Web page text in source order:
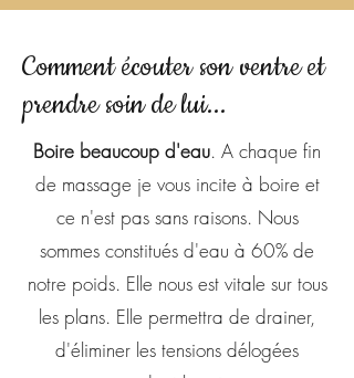
Comment écouter son ventre et
prendre soin de lui...
Boire beaucoup d'eau. A chaque fin
de massage je vous incite à boire et
ce n'est pas sans raisons. Nous
sommes constitués d'eau à 60% de
notre poids. Elle nous est vitale sur tous
les plans. Elle permettra de drainer,
d'éliminer les tensions délogées